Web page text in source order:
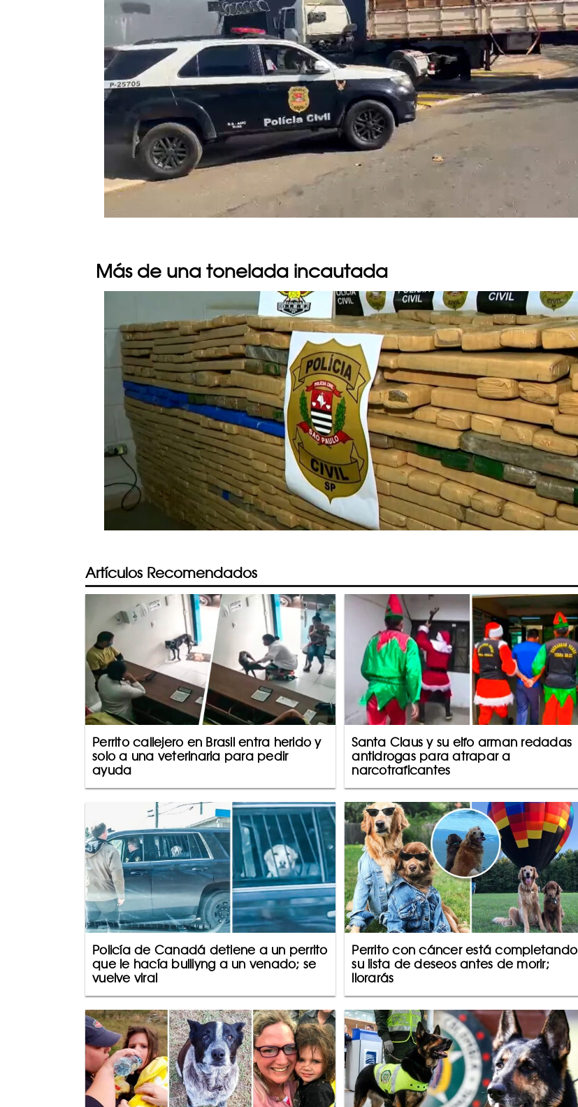
Más de una tonelada incautada
Artículos Recomendados
Perrito callejero en Brasil entra herido y
solo a una veterinaria para pedir
ayuda
Santa Claus y su elfo arman redadas
antidrogas para atrapar a
narcotraficantes
Policía de Canadá detiene a un perrito
que le hacía bulliyng a un venado; se
vuelve viral
Perrito con cáncer está completando
su lista de deseos antes de morir;
llorarás